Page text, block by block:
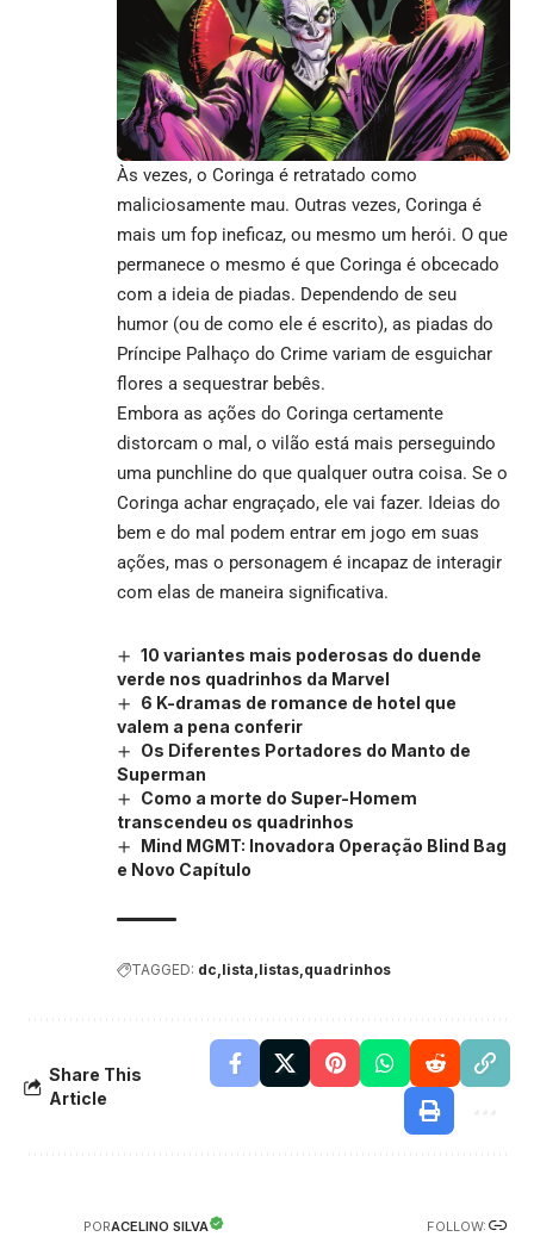
Às vezes, o Coringa é retratado como
maliciosamente mau. Outras vezes, Coringa é
mais um fop ineficaz, ou mesmo um herói. O que
permanece o mesmo é que Coringa é obcecado
com a ideia de piadas. Dependendo de seu
humor (ou de como ele é escrito), as piadas do
Príncipe Palhaço do Crime variam de esguichar
flores a sequestrar bebês.
Embora as ações do Coringa certamente
distorcam o mal, o vilão está mais perseguindo
uma punchline do que qualquer outra coisa. Se o
Coringa achar engraçado, ele vai fazer. Ideias do
bem e do mal podem entrar em jogo em suas
ações, mas o personagem é incapaz de interagir
com elas de maneira significativa.
10 variantes mais poderosas do duende
verde nos quadrinhos da Marvel
6 K-dramas de romance de hotel que
valem a pena conferir
Os Diferentes Portadores do Manto de
Superman
Como a morte do Super-Homem
transcendeu os quadrinhos
Mind MGMT: Inovadora Operação Blind Bag
e Novo Capítulo
TAGGED: dc lista listas quadrinhos
Share This
Article
PORACELINO SILVA FOLLOW: